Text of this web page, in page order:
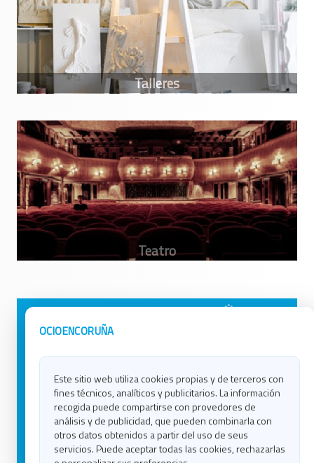
OCIOENCORUÑA
Este sitio web utiliza cookies propias y de terceros con
fines técnicos, analíticos y publicitarios. La información
recogida puede compartirse con provedores de
análisis y de publicidad, que pueden combinarla con
otros datos obtenidos a partir del uso de seus
servicios. Puede aceptar todas las cookies, rechazarlas
Avisos Legales
Contacto
Política de Cookies
Ocio en Lugo
Ocio en Ourense
Ocio en Pontevedra
Ocio en Santiago
Ocio en Vigo